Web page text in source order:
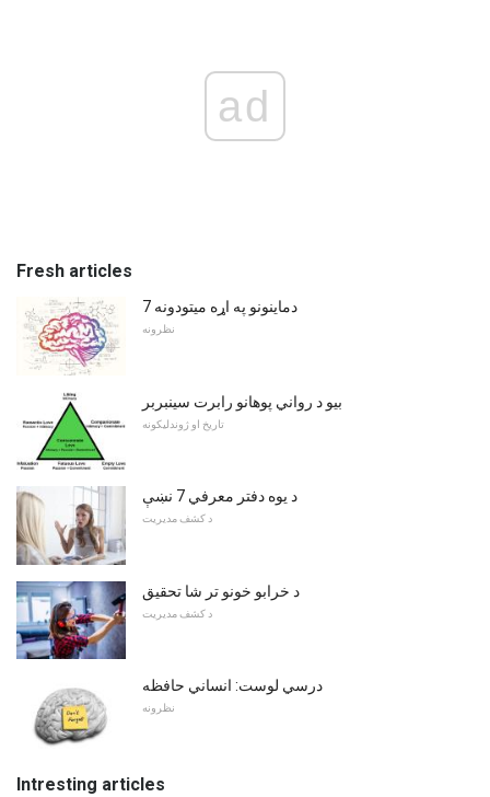
ad
Fresh articles
7 دماینونو په اړه میتودونه
نظرونه
بیو د رواني پوهانو رابرت سینبربر
تاریخ او ژوندلیکونه
د یوه دفتر معرفي 7 نښې
د کشف مدیریت
د خرابو خونو تر شا تحقیق
د کشف مدیریت
درسي لوست: انساني حافظه
نظرونه
Intresting articles